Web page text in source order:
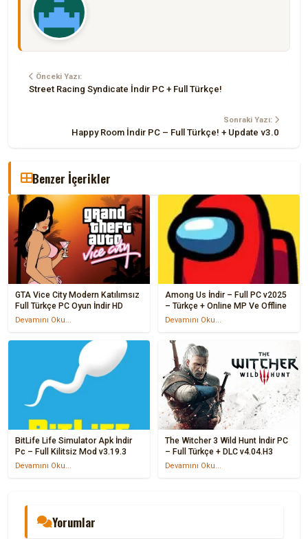
Önceki Yazı:
Street Racing Syndicate İndir PC + Full Türkçe!
Sonraki Yazı:
Happy Room İndir PC – Full Türkçe! + Update v3.0
Benzer İçerikler
GTA Vice City Modern Katılımsız
Full Türkçe PC Oyun İndir HD
Devamını Oku...
Among Us İndir – Full PC v2025
– Türkçe + Online MP Ve Offline
Devamını Oku...
BitLife Life Simulator Apk İndir
Pc – Full Kilitsiz Mod v3.19.3
Devamını Oku...
The Witcher 3 Wild Hunt İndir PC
– Full Türkçe + DLC v4.04.H3
Devamını Oku...
Yorumlar